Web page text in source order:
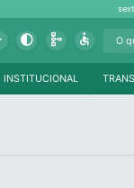
Contrast Schema Accessible
INSTITUCIONAL